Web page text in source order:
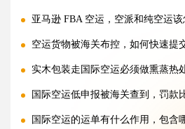
亚马逊 FBA 空运，空派和纯空运该怎么选择
空运货物被海关布控，如何快速提交材料申
实木包装走国际空运必须做熏蒸热处理吗
国际空运低申报被海关查到，罚款比例是多
国际空运的运单有什么作用，包含哪些关键信